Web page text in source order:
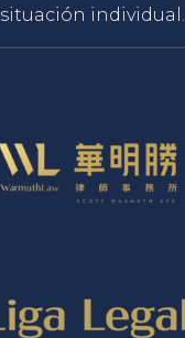
situación individual.